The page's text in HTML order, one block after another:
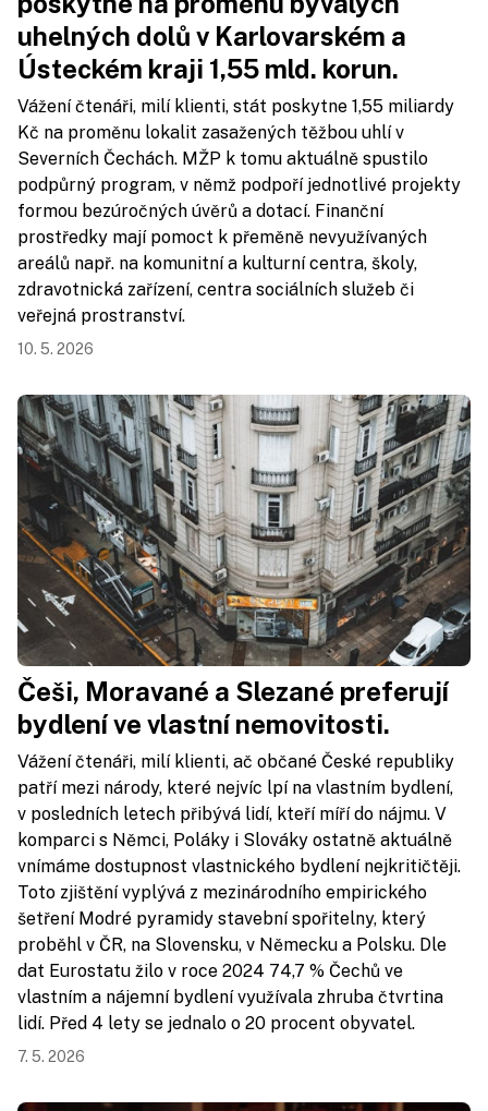
uhelných dolů v Karlovarském a
Ústeckém kraji 1,55 mld. korun.
Vážení čtenáři, milí klienti, stát poskytne 1,55 miliardy
Kč na proměnu lokalit zasažených těžbou uhlí v
Severních Čechách. MŽP k tomu aktuálně spustilo
podpůrný program, v němž podpoří jednotlivé projekty
formou bezúročných úvěrů a dotací. Finanční
prostředky mají pomoct k přeměně nevyužívaných
areálů např. na komunitní a kulturní centra, školy,
zdravotnická zařízení, centra sociálních služeb či
veřejná prostranství.
10. 5. 2026
Češi, Moravané a Slezané preferují
bydlení ve vlastní nemovitosti.
Vážení čtenáři, milí klienti, ač občané České republiky
patří mezi národy, které nejvíc lpí na vlastním bydlení,
v posledních letech přibývá lidí, kteří míří do nájmu. V
komparci s Němci, Poláky i Slováky ostatně aktuálně
vnímáme dostupnost vlastnického bydlení nejkritičtěji.
Toto zjištění vyplývá z mezinárodního empirického
šetření Modré pyramidy stavební spořitelny, který
proběhl v ČR, na Slovensku, v Německu a Polsku. Dle
dat Eurostatu žilo v roce 2024 74,7 % Čechů ve
vlastním a nájemní bydlení využívala zhruba čtvrtina
lidí. Před 4 lety se jednalo o 20 procent obyvatel.
7. 5. 2026